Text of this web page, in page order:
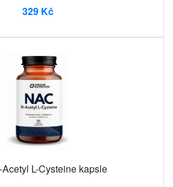
329 Kč
L-Cysteine ​​kapsle